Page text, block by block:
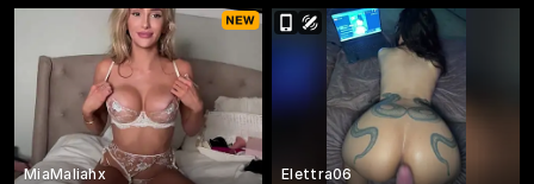
MiaMaliahx Elettra06